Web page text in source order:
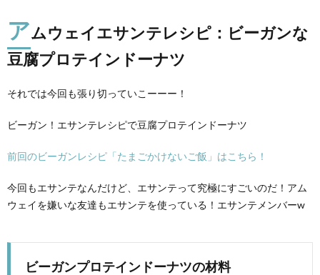
アムウェイエサンテレシピ：ビーガンな
豆腐プロテインドーナツ
それでは今回も張り切っていこーーー！
ビーガン！エサンテレシピで豆腐プロテインドーナツ
前回のビーガンレシピ「たまごかけないご飯」はこちら！
今回もエサンテなんだけど、エサンテって究極にすごいのだ！アム
ウェイを嫌いな友達もエサンテを使っている！エサンテメンバーw
ビーガンプロテインドーナツの材料